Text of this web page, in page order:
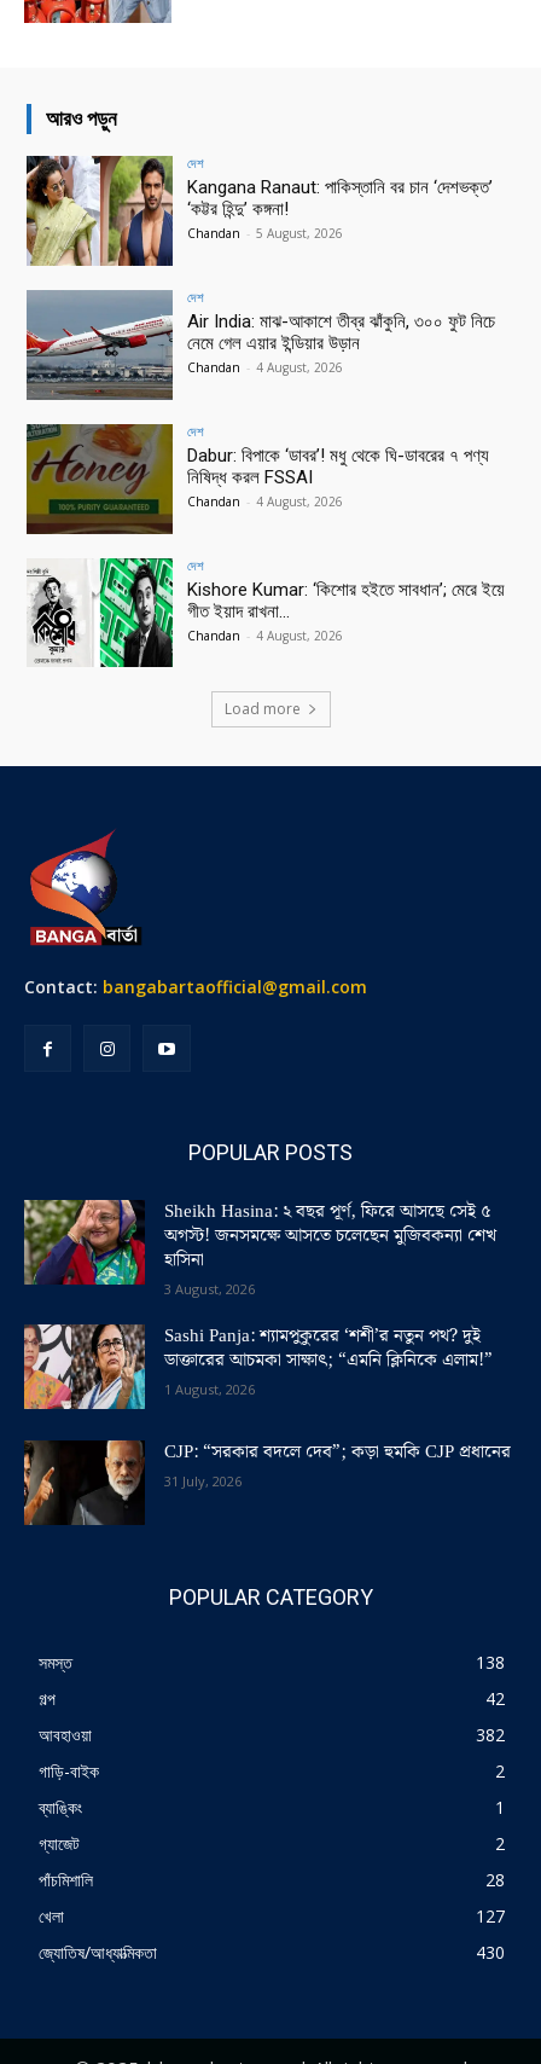
আরও পড়ুন
দেশ
Kangana Ranaut: পাকিস্তানি বর চান ‘দেশভক্ত’
‘কট্টর হিন্দু’ কঙ্গনা!
Chandan - 5 August, 2026
দেশ
Air India: মাঝ-আকাশে তীব্র ঝাঁকুনি, ৩০০ ফুট নিচে
নেমে গেল এয়ার ইন্ডিয়ার উড়ান
Chandan - 4 August, 2026
দেশ
Dabur: বিপাকে ‘ডাবর’! মধু থেকে ঘি-ডাবরের ৭ পণ্য
নিষিদ্ধ করল FSSAI
Chandan - 4 August, 2026
দেশ
Kishore Kumar: ‘কিশোর হইতে সাবধান’; মেরে ইয়ে
গীত ইয়াদ রাখনা…
Chandan - 4 August, 2026
Load more
Contact: bangabartaofficial@gmail.com
POPULAR POSTS
Sheikh Hasina: ২ বছর পূর্ণ, ফিরে আসছে সেই ৫
অগস্ট! জনসমক্ষে আসতে চলেছেন মুজিবকন্যা শেখ
হাসিনা
3 August, 2026
Sashi Panja: শ্যামপুকুরের ‘শশী’র নতুন পথ? দুই
ডাক্তারের আচমকা সাক্ষাৎ; “এমনি ক্লিনিকে এলাম!”
1 August, 2026
CJP: “সরকার বদলে দেব”; কড়া হুমকি CJP প্রধানের
31 July, 2026
POPULAR CATEGORY
সমস্ত
138
গল্প
42
আবহাওয়া
382
গাড়ি-বাইক
2
ব্যাঙ্কিং
1
গ্যাজেট
2
পাঁচমিশালি
28
খেলা
127
জ্যোতিষ/আধ্যাত্মিকতা
430